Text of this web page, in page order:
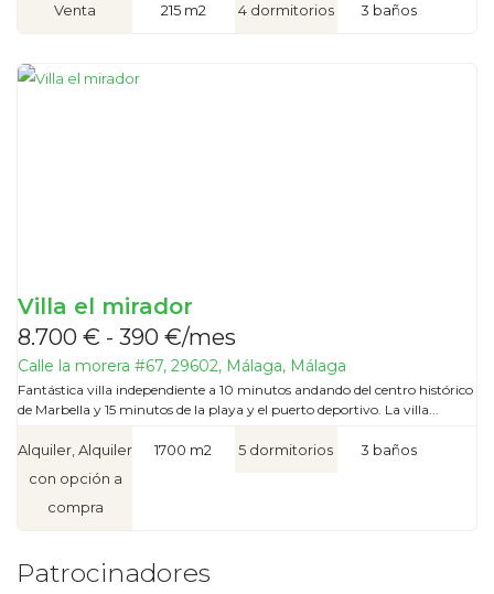
Venta 215 m2 4 dormitorios 3 baños
Villa el mirador
8.700 € - 390 €/mes
Calle la morera #67, 29602, Málaga, Málaga
Fantástica villa independiente a 10 minutos andando del centro histórico
de Marbella y 15 minutos de la playa y el puerto deportivo. La villa...
Alquiler, Alquiler
con opción a
compra
1700 m2 5 dormitorios 3 baños
Patrocinadores